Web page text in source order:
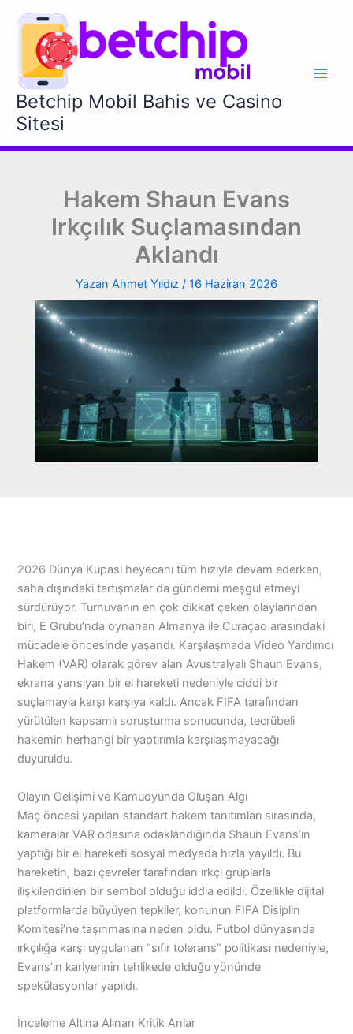
Betchip Mobil Bahis ve Casino
Sitesi
Hakem Shaun Evans
Irkçılık Suçlamasından
Aklandı
Yazan Ahmet Yıldız / 16 Haziran 2026
2026 Dünya Kupası heyecanı tüm hızıyla devam ederken,
saha dışındaki tartışmalar da gündemi meşgul etmeyi
sürdürüyor. Turnuvanın en çok dikkat çeken olaylarından
biri, E Grubu’nda oynanan Almanya ile Curaçao arasındaki
mücadele öncesinde yaşandı. Karşılaşmada Video Yardımcı
Hakem (VAR) olarak görev alan Avustralyalı Shaun Evans,
ekrana yansıyan bir el hareketi nedeniyle ciddi bir
suçlamayla karşı karşıya kaldı. Ancak FIFA tarafından
yürütülen kapsamlı soruşturma sonucunda, tecrübeli
hakemin herhangi bir yaptırımla karşılaşmayacağı
duyuruldu.
Olayın Gelişimi ve Kamuoyunda Oluşan Algı
Maç öncesi yapılan standart hakem tanıtımları sırasında,
kameralar VAR odasına odaklandığında Shaun Evans’ın
yaptığı bir el hareketi sosyal medyada hızla yayıldı. Bu
hareketin, bazı çevreler tarafından ırkçı gruplarla
ilişkilendirilen bir sembol olduğu iddia edildi. Özellikle dijital
platformlarda büyüyen tepkiler, konunun FIFA Disiplin
Komitesi’ne taşınmasına neden oldu. Futbol dünyasında
ırkçılığa karşı uygulanan “sıfır tolerans” politikası nedeniyle,
Evans’ın kariyerinin tehlikede olduğu yönünde
spekülasyonlar yapıldı.
İnceleme Altına Alınan Kritik Anlar